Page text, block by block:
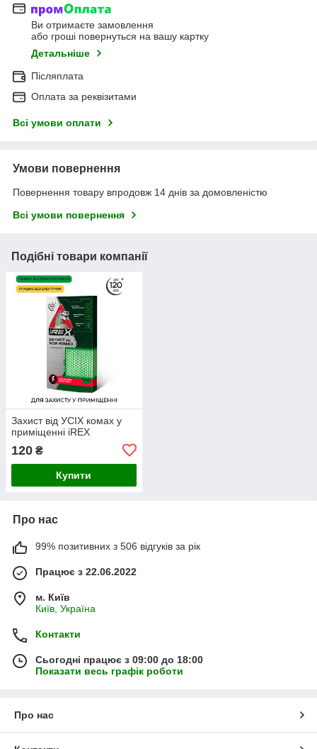
Ви отримаєте замовлення
або гроші повернуться на вашу картку
Детальніше
Післяплата
Оплата за реквізитами
Всі умови оплати
Умови повернення
Повернення товару впродовж 14 днів за домовленістю
Всі умови повернення
Подібні товари компанії
Захист від УСІХ комах у
приміщенні iREX
120 ₴
Купити
Про нас
99% позитивних з 506 відгуків за рік
Працює з 22.06.2022
м. Київ
Київ, Україна
Контакти
Сьогодні працює з 09:00 до 18:00
Показати весь графік роботи
Про нас